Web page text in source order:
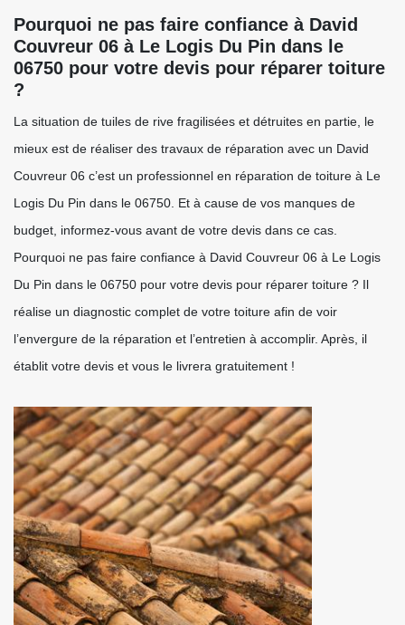
Pourquoi ne pas faire confiance à David
Couvreur 06 à Le Logis Du Pin dans le
06750 pour votre devis pour réparer toiture
?
La situation de tuiles de rive fragilisées et détruites en partie, le
mieux est de réaliser des travaux de réparation avec un David
Couvreur 06 c’est un professionnel en réparation de toiture à Le
Logis Du Pin dans le 06750. Et à cause de vos manques de
budget, informez-vous avant de votre devis dans ce cas.
Pourquoi ne pas faire confiance à David Couvreur 06 à Le Logis
Du Pin dans le 06750 pour votre devis pour réparer toiture ? Il
réalise un diagnostic complet de votre toiture afin de voir
l’envergure de la réparation et l’entretien à accomplir. Après, il
établit votre devis et vous le livrera gratuitement !